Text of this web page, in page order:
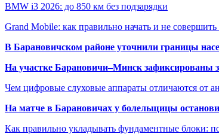
BMW i3 2026: до 850 км без подзарядки
Grand Mobile: как правильно начать и не
В Барановичском районе уточнили границы
На участке Барановичи–Минск зафиксированы
Чем цифровые слуховые аппараты отличаются от
На матче в Барановичах у болельщицы
Как правильно укладывать фундаментные блоки: